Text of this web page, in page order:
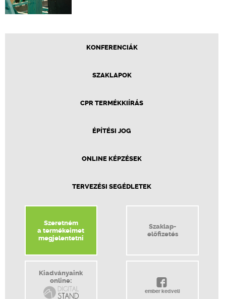
KONFERENCIÁK
SZAKLAPOK
CPR TERMÉKKIÍRÁS
ÉPÍTÉSI JOG
ONLINE KÉPZÉSEK
TERVEZÉSI SEGÉDLETEK
Szeretném
a termékeimet
megjelentetni
Szaklap-
előfizetés
Kiadványaink
online:
ember kedveli